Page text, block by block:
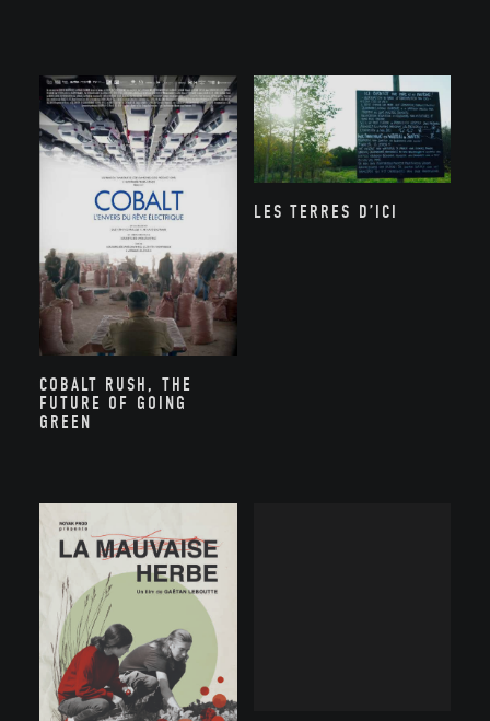
COBALT RUSH, THE
FUTURE OF GOING
GREEN
LES TERRES D’ICI